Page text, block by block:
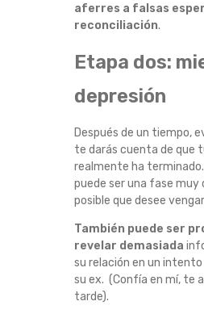
aferres a falsas
reconciliación.
Etapa dos:
depresión
Después de un tiempo,
te darás cuenta de que
realmente ha
puede ser una fase muy
posible que desee
También puede ser
revelar demasiada
su relación en un
su ex. (Confía en mí, te
tarde).